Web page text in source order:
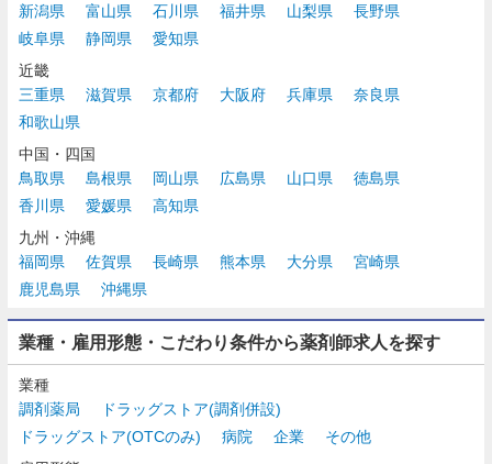
新潟県
富山県 石川県 福井県 山梨県
長野県
岐阜県
静岡県
愛知県
近畿
三重県
滋賀県 京都府 大阪府 兵庫県
奈良県
和歌山県
中国・四国
鳥取県
島根県 岡山県 広島県 山口県
徳島県
香川県
愛媛県
高知県
九州・沖縄
福岡県
佐賀県 長崎県 熊本県 大分県
宮崎県
鹿児島県
沖縄県
業種・雇用形態・こだわり条件から薬剤師求人を探す
業種
調剤薬局
ドラッグストア(調剤併設)
ドラッグストア(OTCのみ)
病院 企業
その他